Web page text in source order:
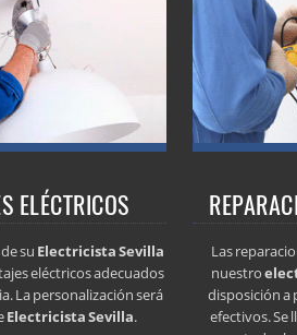
ELÉCTRICOS
su Electricista Sevilla
eléctricos adecuados
La personalización será
Electricista Sevilla.
Las
nuestro
disposición a
efectivos. Se